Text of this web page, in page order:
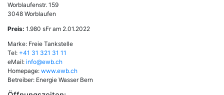
Worblaufenstr. 159
3048 Worblaufen
Preis: 1.980 sFr am 2.01.2022
Marke: Freie Tankstelle
Tel: +41 31 321 31 11
eMail: info@ewb.ch
Homepage: www.ewb.ch
Betreiber: Energie Wasser Bern